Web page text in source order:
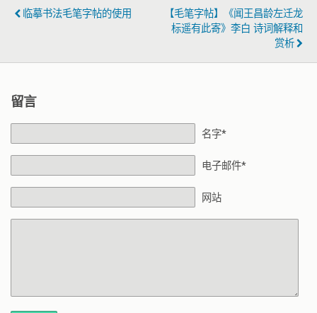
临摹书法毛笔字帖的使用
【毛笔字帖】《闻王昌龄左迁龙
标遥有此寄》李白 诗词解释和
赏析
留言
名字*
电子邮件*
网站